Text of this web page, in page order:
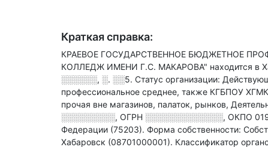
Краткая справка:
КРАЕВОЕ ГОСУДАРСТВЕННОЕ БЮДЖЕТНОЕ
КОЛЛЕДЖ ИМЕНИ Г.С. МАКАРОВА" находится в
░░░░░░, ░. ░░5. Статус организации:
профессиональное среднее, также КГБПОУ ХГМК
прочая вне магазинов, палаток, рынков,
░░░░░░░░░, ОГРН ░░░░░░░░░░░░░, ОКПО
Федерации (75203). Форма собственности:
Хабаровск (08701000001). Классификатор